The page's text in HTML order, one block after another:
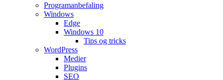
Programanbefaling
Windows
Edge
Windows 10
Tips og tricks
WordPress
Medier
Plugins
SEO